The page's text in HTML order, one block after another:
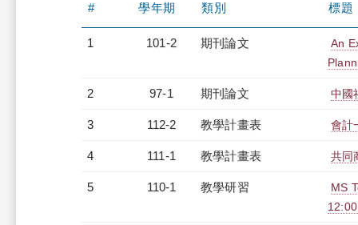
# 學年期 類別 標題
1 101-2 期刊論文
An
2 97-1 期刊論文 中國
3 112-2 教學計畫表 會計
4 111-1 教學計畫表 共同
5 110-1 教學研習
MS